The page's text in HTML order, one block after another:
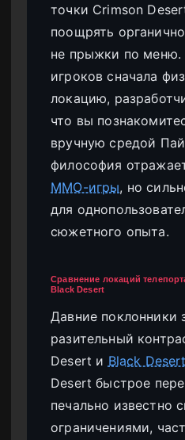
точки Crimson
поощрять
не прыжки по меню.
игроков сначала
локацию,
что вы
вручную средой
философия
MMO-игры, но
для
сюжетного опыта.
Сравнение локаций
Black Desert
Давние поклонники
разительный
Desert и Black
Desert быстрое
печально известно
ограничениями,